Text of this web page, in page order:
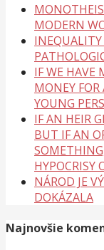
MODERN
IF WE HAVE
MONEY FOR
YOUNG
IF AN HEIR
BUT IF AN
HYPOCRISY
NÁROD JE
DOKÁZALA
Najnovšie